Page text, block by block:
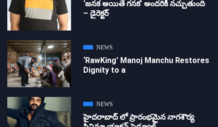
‘జ‌న‌క అయితే గ‌న‌క‌’ అందరికీ నచ్చుతుంది
– డైరెక్ట‌ర్
NEWS
‘RawKing’ Manoj Manchu Restores
Dignity to a
NEWS
హైదరాబాద్ లో ప్రారంభమైన నాగశౌర్య